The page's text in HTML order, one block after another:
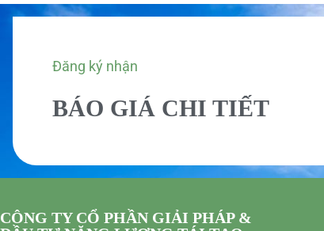
Đăng ký nhận
BÁO GIÁ CHI TIẾT
CÔNG TY CỔ PHẦN GIẢI PHÁP &